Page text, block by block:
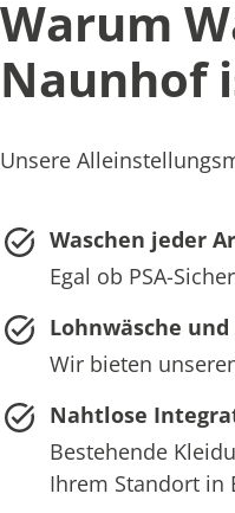
Warum
Naunhof
Unsere
Waschen jeder
Egal ob PSA-
Lohnwäsche
Wir bieten
Nahtlose
Bestehende
Ihrem Standort in